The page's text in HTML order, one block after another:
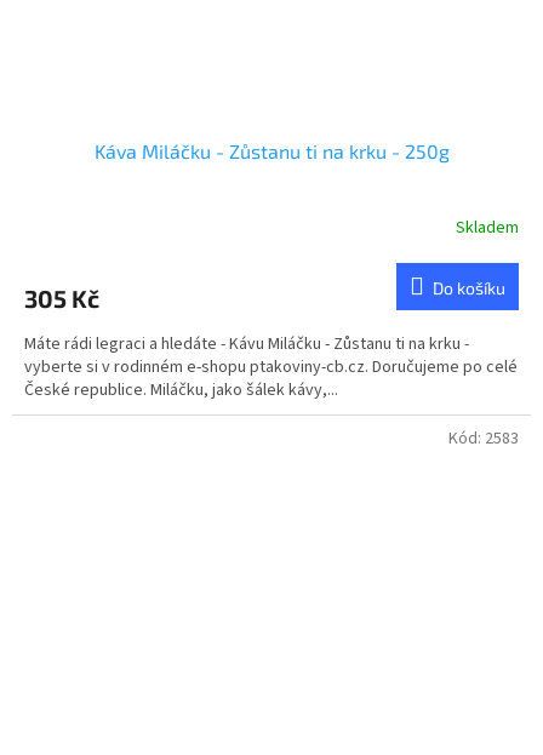
Káva Miláčku - Zůstanu ti na krku - 250g
Skladem
305 Kč Do košíku
Máte rádi legraci a hledáte - Kávu Miláčku - Zůstanu ti na krku -
vyberte si v rodinném e-shopu ptakoviny-cb.cz. Doručujeme po celé
České republice. Miláčku, jako šálek kávy,...
Kód: 2583